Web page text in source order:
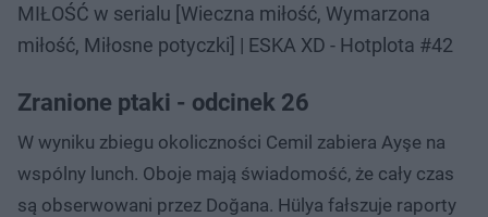
MIŁOŚĆ w serialu [Wieczna miłość, Wymarzona
miłość, Miłosne potyczki] | ESKA XD - Hotplota #42
Zranione ptaki - odcinek 26
W wyniku zbiegu okoliczności Cemil zabiera Ayşe na
wspólny lunch. Oboje mają świadomość, że cały czas
są obserwowani przez Doğana. Hülya fałszuje raporty